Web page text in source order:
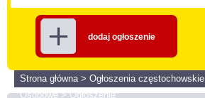
dodaj ogłoszenie
Strona główna> Ogłoszenia częstochowskie
Osobowe>Ogłoszenie